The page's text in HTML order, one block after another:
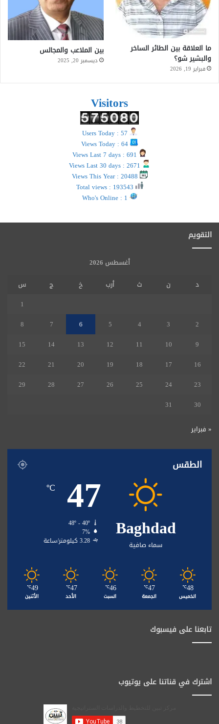
ما العلاقة بين الطائر الساخر
والبشير شو؟
فبراير 19, 2026
بين الملاعب والمجالس
ديسمبر 20, 2025
Visitors
التقويم
أغسطس 2026
د
ن ث أرب خ ج
س
1
2
3
4
5
6
7
8
9
10
11
12
13
14
15
16
17
18
19
20
21
22
23
24
25
26
27
28
29
30
31
« فبراير
الطقس
Baghdad
سماء صافية
47
℃
48º - 40º
7%
3.28 كيلومتر/ساعة
48
℃
الخميس
47
℃
الجمعة
46
℃
السبت
47
℃
الأحد
49
℃
الأثنين
تابعنا على فيسبوك
اشترك في قناتنا على يوتيوب